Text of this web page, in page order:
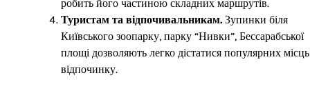
робить його частиною складних маршрутів.
Туристам та відпочивальникам. Зупинки біля
Київського зоопарку, парку “Нивки”, Бессарабської
площі дозволяють легко дістатися популярних місць
відпочинку.